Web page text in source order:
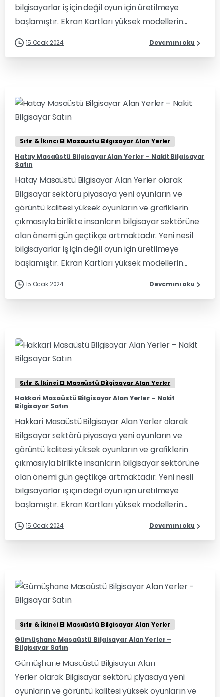
bilgisayarlar iş için değil oyun için üretilmeye
başlamıştır. Ekran Kartları yüksek modellerin...
15 Ocak 2024 Devamını oku
0 0
Sıfır & İkinci El Masaüstü Bilgisayar Alan Yerler
Hatay Masaüstü Bilgisayar Alan Yerler – Nakit Bilgisayar
Satın
Hatay Masaüstü Bilgisayar Alan Yerler olarak
Bilgisayar sektörü piyasaya yeni oyunların ve
görüntü kalitesi yüksek oyunların ve grafiklerin
çıkmasıyla birlikte insanların bilgisayar sektörüne
olan önemi gün geçtikçe artmaktadır. Yeni nesil
bilgisayarlar iş için değil oyun için üretilmeye
başlamıştır. Ekran Kartları yüksek modellerin...
15 Ocak 2024 Devamını oku
0 0
Sıfır & İkinci El Masaüstü Bilgisayar Alan Yerler
Hakkari Masaüstü Bilgisayar Alan Yerler – Nakit
Bilgisayar Satın
Hakkari Masaüstü Bilgisayar Alan Yerler olarak
Bilgisayar sektörü piyasaya yeni oyunların ve
görüntü kalitesi yüksek oyunların ve grafiklerin
çıkmasıyla birlikte insanların bilgisayar sektörüne
olan önemi gün geçtikçe artmaktadır. Yeni nesil
bilgisayarlar iş için değil oyun için üretilmeye
başlamıştır. Ekran Kartları yüksek modellerin...
15 Ocak 2024 Devamını oku
0 0
Sıfır & İkinci El Masaüstü Bilgisayar Alan Yerler
Gümüşhane Masaüstü Bilgisayar Alan Yerler –
Bilgisayar Satın
Gümüşhane Masaüstü Bilgisayar Alan
Yerler olarak Bilgisayar sektörü piyasaya yeni
oyunların ve görüntü kalitesi yüksek oyunların ve